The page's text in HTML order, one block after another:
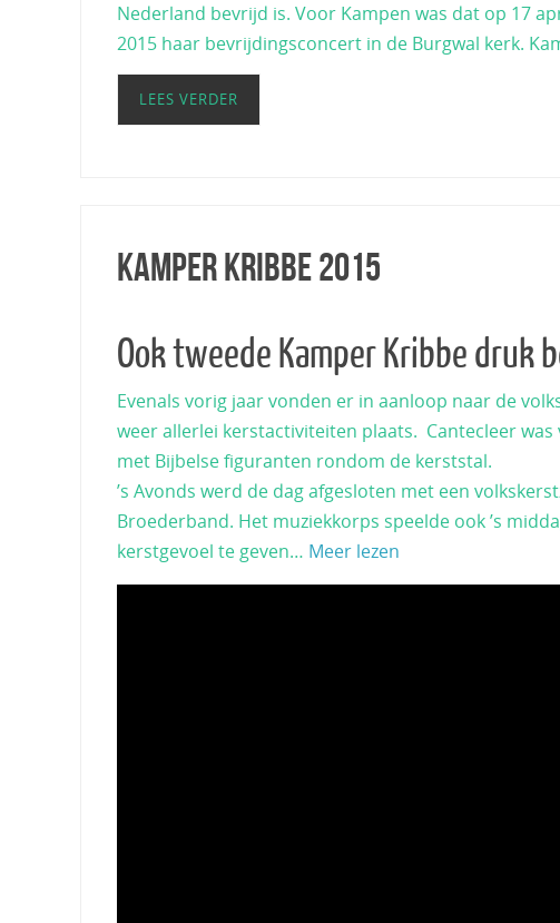
Nederland bevrijd is. Voor Kampen was dat op 17
2015 haar bevrijdingsconcert in de Burgwal kerk.
LEES VERDER
Kamper Kribbe 2015
Ook tweede Kamper Kribbe druk
Evenals vorig jaar vonden er in aanloop naar de
weer allerlei kerstactiviteiten plaats. Cantecleer
met Bijbelse figuranten rondom de kerststal.
’s Avonds werd de dag afgesloten met een
Broederband. Het muziekkorps speelde ook ’s
kerstgevoel te geven… Meer lezen